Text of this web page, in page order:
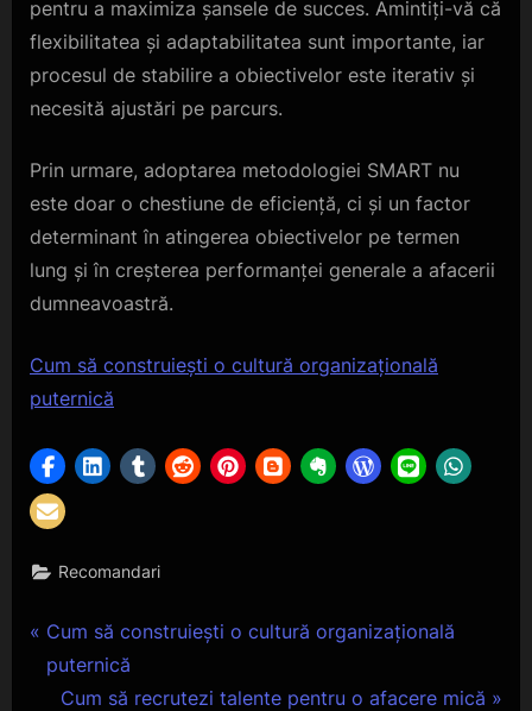
pentru a maximiza șansele de succes. Amintiți-vă că
flexibilitatea și adaptabilitatea sunt importante, iar
procesul de stabilire a obiectivelor este iterativ și
necesită ajustări pe parcurs.
Prin urmare, adoptarea metodologiei SMART nu
este doar o chestiune de eficiență, ci și un factor
determinant în atingerea obiectivelor pe termen
lung și în creșterea performanței generale a afacerii
dumneavoastră.
Cum să construiești o cultură organizațională
puternică
Recomandari
Navigare
în
P
r
Cum să construiești o cultură organizațională
puternică
N
Cum să recrutezi talente pentru o afacere mică